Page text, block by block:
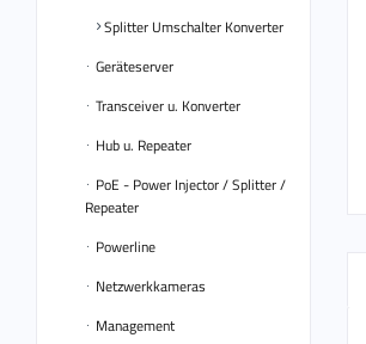
Splitter Umschalter Konverter
Geräteserver
Transceiver u. Konverter
Hub u. Repeater
PoE - Power Injector / Splitter /
Repeater
Powerline
Netzwerkkameras
Management